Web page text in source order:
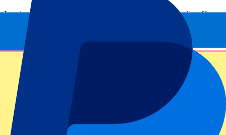
Inscrivez-vous et recevez toujours toutes les mises à jour, les offres
et plus encore !
Envoyer
Vos informations seront utilisées conformément à notrePrivacy
Policy
Merci d'avoir envoyé le formulaire !